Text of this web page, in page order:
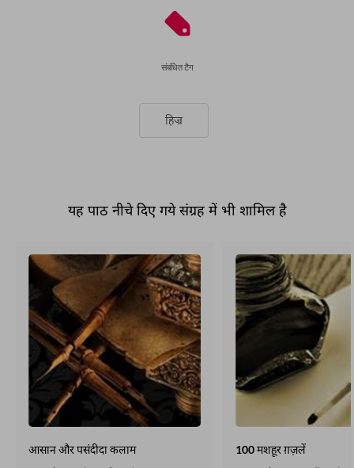
संबंधित टैग
हिज्र
यह पाठ नीचे दिए गये संग्रह में भी शामिल है
आसान और पसंदीदा कलाम 100 मशहूर ग़ज़लें